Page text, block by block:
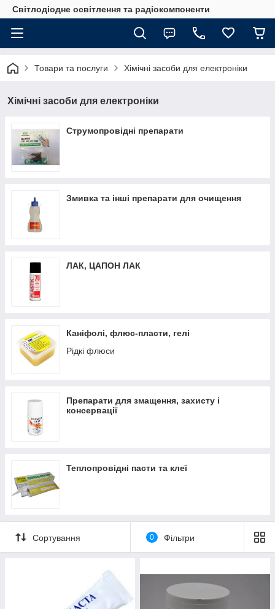
Світлодіодне освітлення та радіокомпоненти
Товари та послуги Хімічні засоби для електроніки
Хімічні засоби для електроніки
Струмопровідні препарати
Змивка та інші препарати для очищення
ЛАК, ЦАПОН ЛАК
Каніфолі, флюс-пласти, гелі
Рідкі флюси
Препарати для змащення, захисту і
консервації
Теплопровідні пасти та клеї
Сортування 0 Фільтри